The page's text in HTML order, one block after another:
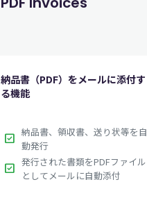
納品書（PDF）をメールに添付す
る機能
check_box 納品書、領収書、送り状等を自
動発行
check_box 発行された書類をPDFファイル
としてメールに自動添付